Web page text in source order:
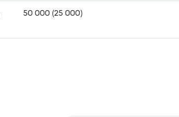
50 000 (25 000)